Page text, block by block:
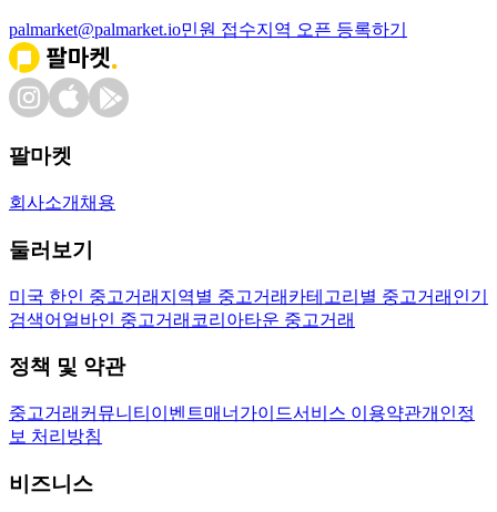
palmarket@palmarket.io민원 접수지역 오픈 등록하기
팔마켓
회사소개 채용
둘러보기
미국 한인 중고거래 지역별 중고거래 카테고리별 중고거래 인기
검색어 얼바인 중고거래 코리아타운 중고거래
정책 및 약관
중고거래 커뮤니티 이벤트매너가이드서비스 이용약관개인정
보 처리방침
비즈니스